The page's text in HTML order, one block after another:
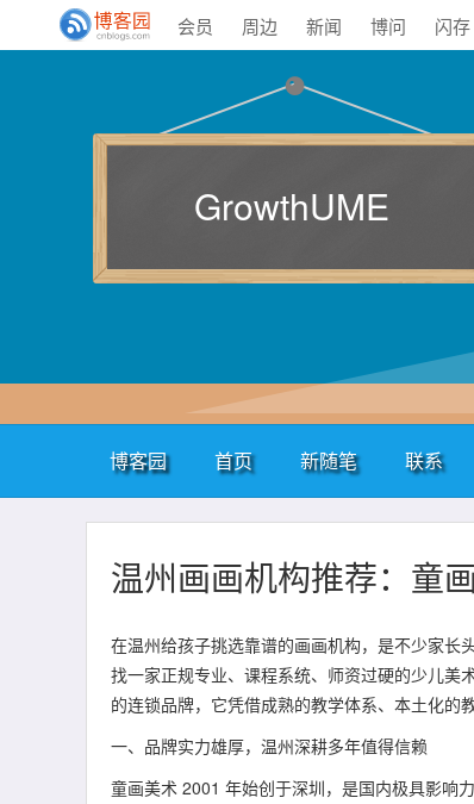
会员 周边 新闻 博问 闪存
GrowthUME
博客园 首页 新随笔 联系
温州画画机构推荐：童
在温州给孩子挑选靠谱的画画机构，是不少家长
找一家正规专业、课程系统、师资过硬的少儿美
的连锁品牌，它凭借成熟的教学体系、本土化的
一、品牌实力雄厚，温州深耕多年值得信赖
童画美术 2001 年始创于深圳，是国内极具影响